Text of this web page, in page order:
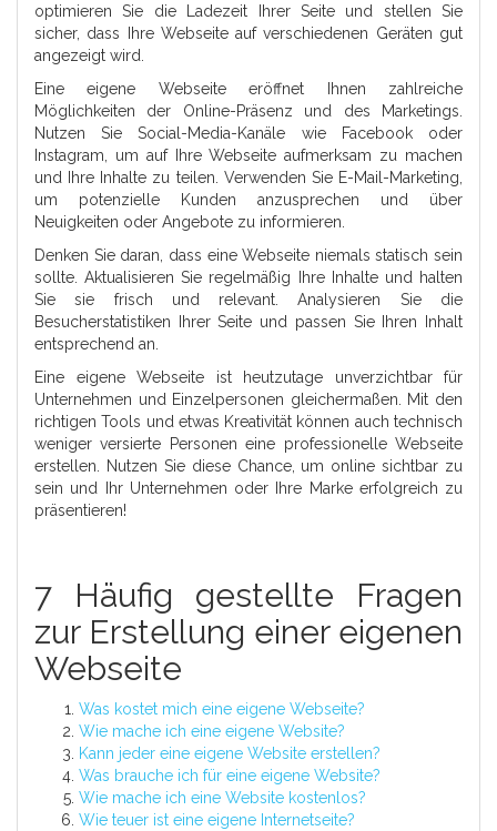
optimieren Sie die Ladezeit Ihrer Seite und stellen Sie
sicher, dass Ihre Webseite auf verschiedenen Geräten gut
angezeigt wird.
Eine eigene Webseite eröffnet Ihnen zahlreiche
Möglichkeiten der Online-Präsenz und des Marketings.
Nutzen Sie Social-Media-Kanäle wie Facebook oder
Instagram, um auf Ihre Webseite aufmerksam zu machen
und Ihre Inhalte zu teilen. Verwenden Sie E-Mail-Marketing,
um potenzielle Kunden anzusprechen und über
Neuigkeiten oder Angebote zu informieren.
Denken Sie daran, dass eine Webseite niemals statisch sein
sollte. Aktualisieren Sie regelmäßig Ihre Inhalte und halten
Sie sie frisch und relevant. Analysieren Sie die
Besucherstatistiken Ihrer Seite und passen Sie Ihren Inhalt
entsprechend an.
Eine eigene Webseite ist heutzutage unverzichtbar für
Unternehmen und Einzelpersonen gleichermaßen. Mit den
richtigen Tools und etwas Kreativität können auch technisch
weniger versierte Personen eine professionelle Webseite
erstellen. Nutzen Sie diese Chance, um online sichtbar zu
sein und Ihr Unternehmen oder Ihre Marke erfolgreich zu
präsentieren!
7 Häufig gestellte Fragen
zur Erstellung einer eigenen
Webseite
Was kostet mich eine eigene Webseite?
Wie mache ich eine eigene Website?
Kann jeder eine eigene Website erstellen?
Was brauche ich für eine eigene Website?
Wie mache ich eine Website kostenlos?
Wie teuer ist eine eigene Internetseite?